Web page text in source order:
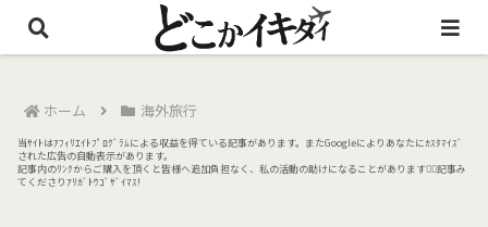
ホーム 海外旅行
当ｻｲﾄはｱﾌｨﾘｴｲﾄﾌﾟﾛｸﾞﾗﾑによる収益を得ている記事があります。またGoogleによりあなたにｶｽﾀﾏｲｽﾞ
された広告の自動表示があります。
記事内のﾘﾝｸからご購入を頂くと皆様へ追加負担なく、私の活動の助けになることがあります🙇‍♀️記事み
てくださりｱﾘｶﾞﾄｳｺﾞｻﾞｲﾏｽ!